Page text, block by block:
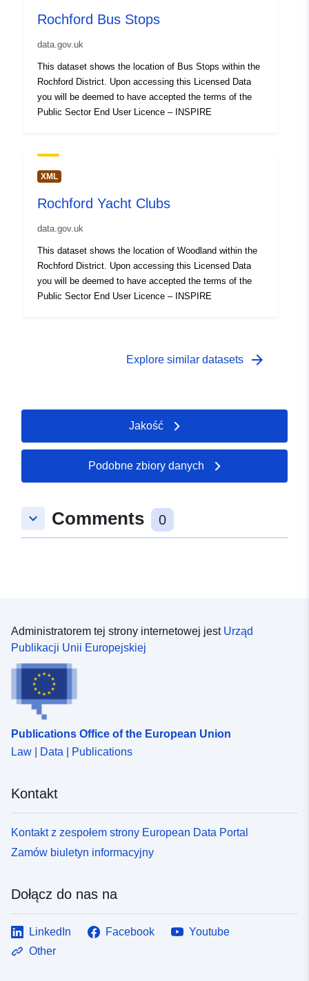
Rochford Bus Stops
data.gov.uk
This dataset shows the location of Bus Stops within the
Rochford District. Upon accessing this Licensed Data
you will be deemed to have accepted the terms of the
Public Sector End User Licence – INSPIRE
XML
Rochford Yacht Clubs
data.gov.uk
This dataset shows the location of Woodland within the
Rochford District. Upon accessing this Licensed Data
you will be deemed to have accepted the terms of the
Public Sector End User Licence – INSPIRE
Explore similar datasets arrow_forward
Jakość
Podobne zbiory danych
keyboard_arrow_down Comments 0
Administratorem tej strony internetowej jest Urząd
Publikacji Unii Europejskiej
Publications Office of the European Union
Law | Data | Publications
Kontakt
Kontakt z zespołem strony European Data Portal
Zamów biuletyn informacyjny
Dołącz do nas na
LinkedIn Facebook
Youtube
Other